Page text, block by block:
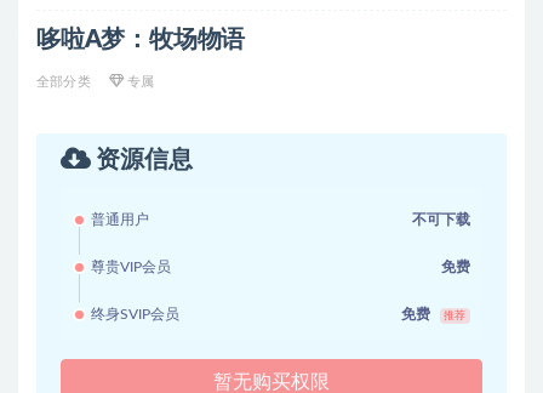
哆啦A梦：牧场物语
全部分类 专属
资源信息
普通用户 不可下载
尊贵VIP会员 免费
终身SVIP会员 免费 推荐
暂无购买权限